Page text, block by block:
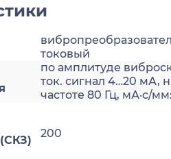
токовый
по амплитуде
ток. сигнал 4…20 мА,
частоте 80 Гц, мА·с/
200